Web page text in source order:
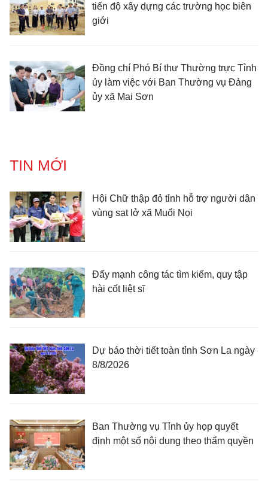
tiến độ xây dựng các trường học biên
giới
Đồng chí Phó Bí thư Thường trực Tỉnh
ủy làm việc với Ban Thường vụ Đảng
ủy xã Mai Sơn
TIN MỚI
Hội Chữ thập đỏ tỉnh hỗ trợ người dân
vùng sạt lở xã Muổi Nọi
Đẩy mạnh công tác tìm kiếm, quy tập
hài cốt liệt sĩ
Dự báo thời tiết toàn tỉnh Sơn La ngày
8/8/2026
Ban Thường vụ Tỉnh ủy họp quyết
định một số nội dung theo thẩm quyền